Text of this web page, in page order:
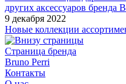
других аксессуаров бренда
9 декабря 2022
Новые коллекции
Страница бренда
Bruno Perri
Контакты